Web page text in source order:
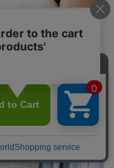
後 インナーの選び方ガイ
/授乳服/